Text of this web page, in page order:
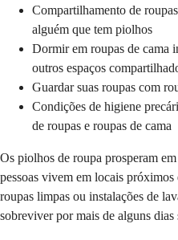
Compartilhamento de
alguém que tem piolhos
Dormir em roupas de cama
outros espaços
Guardar suas roupas com
Condições de higiene
de roupas e roupas de cama
Os piolhos de roupa prosperam
pessoas vivem em locais próximos
roupas limpas ou instalações de
sobreviver por mais de alguns dias